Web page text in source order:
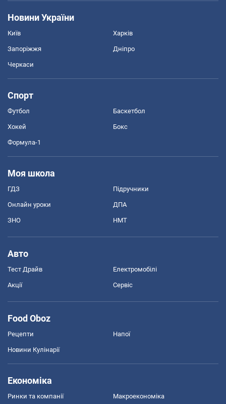
Новини України
Київ Харків
Запоріжжя Дніпро
Черкаси
Спорт
Футбол Баскетбол
Хокей Бокс
Формула-1
Моя школа
ГДЗ Підручники
Онлайн уроки ДПА
ЗНО НМТ
Авто
Тест Драйв Електромобілі
Акції Сервіс
Food Oboz
Рецепти Напої
Новини Кулінарії
Економіка
Ринки та компанії Макроекономіка